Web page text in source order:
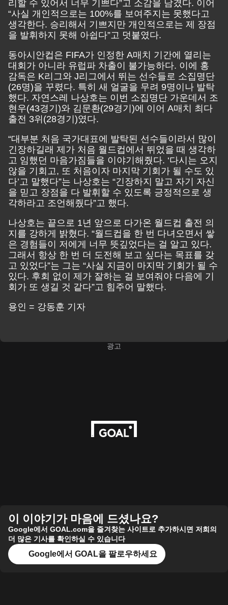
리할 수 있어서 너무 기쁘다”고 소감을 남겼다. 이어
“사실 개인적으로는 100%를 보여주지는 못했다고
생각한다. 승리해서 기쁘지만 개인적으로는 제 장점
을 발휘하지 못해 아쉽다”고 덧붙였다.
동아시안컵은 FIFA가 인정한 A매치 기간에 열리는
대회가 아니라 유럽파 차출이 불가능하다. 이에 홍
감독은 K리그와 J리그에서 뛰는 선수들로 소집명단
(26명)을 꾸렸다. 특히 새 얼굴을 무려 9명이나 발탁
했다. 자연스레 나상호는 이번 소집명단 가운데서 조
현우(43경기)와 김문환(29경기)에 이어 A매치 최다
출전 3위(28경기)였다.
“대부분 처음 국가대표에 발탁된 선수들이라서 많이
긴장하길래 제가 처음 월드컵에서 뛰었을 때 생각하
고 임했던 마음가짐들을 이야기해줬다. ‘다시는 오지
않을 기회고, 또 처음이자 마지막 기회가 될 수도 있
다’고 말했다”는 나상호는 “긴장하지 말고 자기 자신
을 믿고 장점을 다 발휘할 수 있도록 긍정적으로 생
각하라고 조언해줬다”고 했다.
나상호는 끝으로 1년 앞으로 다가온 월드컵 출전 의
지를 강하게 밝혔다. “월드컵을 한 번 다녀오면서 쌓
은 경험들이 저에게 너무 뜻깊었다는 걸 알고 있다.
그래서 항상 한 번 더 도전해 보고 싶다는 목표를 갖
고 있었다”는 그는 “사실 지금이 마지막 기회가 될 수
있다. 후회 없이 제가 잘하는 걸 보여줘야 다음에 기
회가 또 생길 것 같다”고 힘주어 말했다.
용인 = 강동훈 기자
광고
이 이야기가 마음에 드셨나요?
Google에서 GOAL.com을 즐겨찾는 사이트로 추가하시면 저희의
더 많은 기사를 확인하실 수 있습니다
Google에서 GOAL을 팔로우하세요